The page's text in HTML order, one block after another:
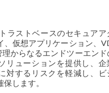
ラストベースのセキュアア
、仮想アプリケーション、
からなるエンドツーエンド
リューションを提供し、企
対するリスクを軽減し、ビ
します。